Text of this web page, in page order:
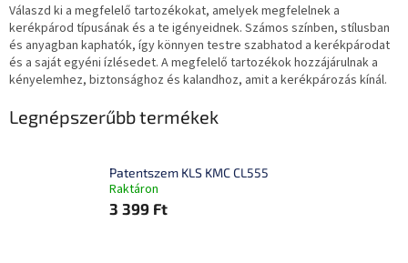
Válaszd ki a megfelelő tartozékokat, amelyek megfelelnek a
kerékpárod típusának és a te igényeidnek. Számos színben, stílusban
és anyagban kaphatók, így könnyen testre szabhatod a kerékpárodat
és a saját egyéni ízlésedet. A megfelelő tartozékok hozzájárulnak a
kényelemhez, biztonsághoz és kalandhoz, amit a kerékpározás kínál.
Legnépszerűbb termékek
Patentszem KLS KMC CL555
Raktáron
3 399 Ft